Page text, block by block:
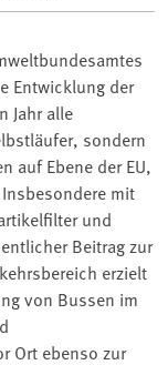
Entwicklung der
Jahr alle
sondern
auf Ebene der EU,
mit
und
Beitrag zur
erzielt
von Bussen im
Ort ebenso zur